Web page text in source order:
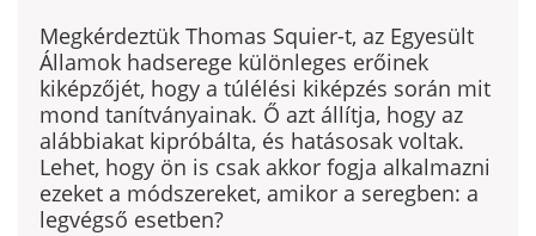
Megkérdeztük Thomas Squier-t, az Egyesült
Államok hadserege külön­leges erőinek
kiképzőjét, hogy a túlélési kiképzés során mit
mond tanítvá­nyainak. Ő azt állítja, hogy az
alábbiakat kipróbálta, és hatásosak voltak.
Lehet, hogy ön is csak akkor fogja alkalmazni
ezeket a módszereket, ami­kor a seregben: a
legvégső esetben?